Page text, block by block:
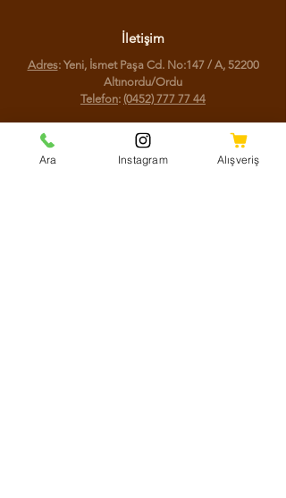
İletişim
Adres: Yeni, İsmet Paşa Cd. No:147 / A, 52200
Altınordu/Ordu
Telefon: (0452) 777 77 44
Sosyal Medya
Ara Instagram Alışveriş